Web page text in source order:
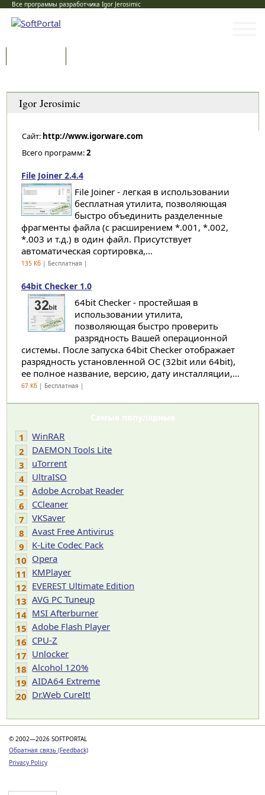
Все программы разработчика Igor Jerosimic
Igor Jerosimic
Сайт: http://www.igorware.com
Всего программ:2
File Joiner 2.4.4
File Joiner - легкая в использовании
бесплатная утилита, позволяющая
быстро объединить разделенные
фрагменты файла (с расширением *.001, *.002,
*.003 и т.д.) в один файл. Присутствует
автоматическая сортировка,...
135 Кб| Бесплатная |
64bit Checker 1.0
64bit Checker - простейшая в
использовании утилита,
позволяющая быстро проверить
разрядность Вашей операционной
системы. После запуска 64bit Checker отображает
разрядность установленной ОС (32bit или 64bit),
ее полное название, версию, дату инсталляции,...
67 Кб| Бесплатная |
Самые популярные
1
WinRAR
2
DAEMON Tools Lite
3
uTorrent
4
UltraISO
5
Adobe Acrobat Reader
6
CCleaner
7
VKSaver
8
Avast Free Antivirus
9
K-Lite Codec Pack
10 Opera
11 KMPlayer
12 EVEREST Ultimate Edition
13 AVG PC Tuneup
14 MSI Afterburner
15 Adobe Flash Player
16 CPU-Z
17 Unlocker
18 Alcohol 120%
19 AIDA64 Extreme
20 Dr.Web CureIt!
© 2002—2026 SOFTPORTAL
Обратная связь (Feedback)
Privacy Policy